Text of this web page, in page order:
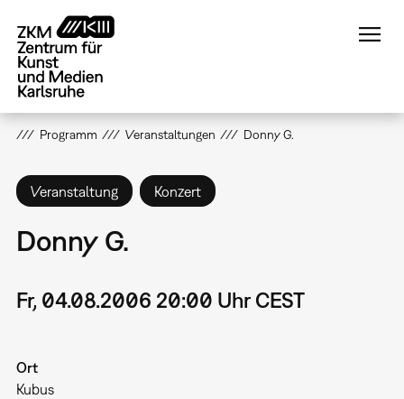
zum
Inhalt
Programm Veranstaltungen Donny G.
Veranstaltung Konzert
Donny G.
Fr, 04.08.2006 20:00 Uhr CEST
Ort
Kubus